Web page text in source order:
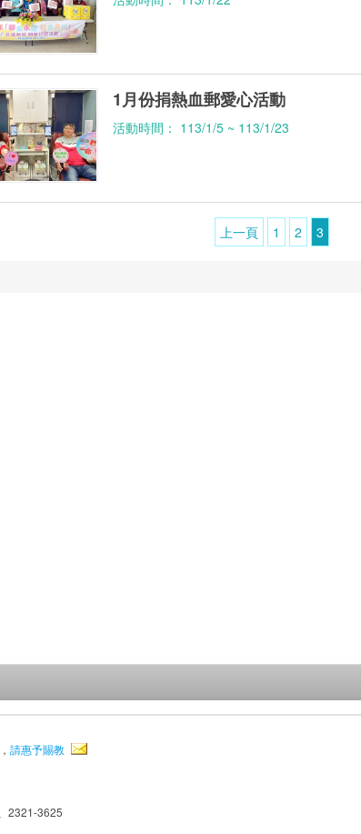
1月份捐熱血郵愛心活動
活動時間： 113/1/5 ~ 113/1/23
上一頁 1 2 3
請惠予賜教
2321-3625